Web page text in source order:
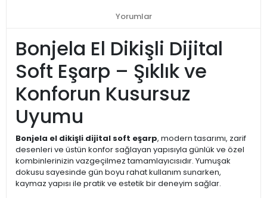
Yorumlar
Bonjela El Dikişli Dijital
Soft Eşarp – Şıklık ve
Konforun Kusursuz
Uyumu
Bonjela el dikişli dijital soft eşarp, modern tasarımı, zarif
desenleri ve üstün konfor sağlayan yapısıyla günlük ve özel
kombinlerinizin vazgeçilmez tamamlayıcısıdır. Yumuşak
dokusu sayesinde gün boyu rahat kullanım sunarken,
kaymaz yapısı ile pratik ve estetik bir deneyim sağlar.